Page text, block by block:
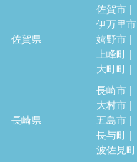
佐賀県
佐賀市
伊万里市
嬉野市
上峰町
大町町
長崎県
長崎市
大村市
五島市
長与町
波佐見町